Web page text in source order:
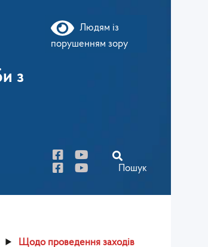
Людям із
порушенням зору
з
Пошук
Щодо проведення заходів